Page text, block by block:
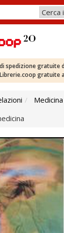
spedizione gratuite
gratuite